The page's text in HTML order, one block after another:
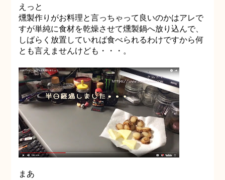
えっと
燻製作りがお料理と言っちゃって良いのかはアレで
すが単純に食材を乾燥させて燻製鍋へ放り込んで、
しばらく放置していれば食べられるわけですから何
とも言えませんけども・・・。
まあ